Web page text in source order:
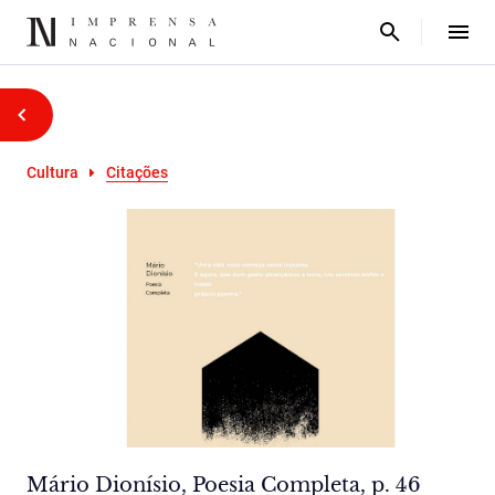
Cultura Citações
Mário Dionísio, Poesia Completa, p. 46